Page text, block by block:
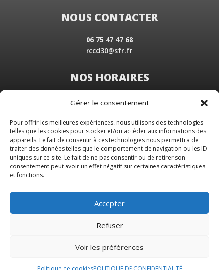
Gérer le consentement
Pour offrir les meilleures expériences, nous utilisons des technologies
telles que les cookies pour stocker et/ou accéder aux informations des
appareils. Le fait de consentir à ces technologies nous permettra de
traiter des données telles que le comportement de navigation ou les ID
uniques sur ce site. Le fait de ne pas consentir ou de retirer son
consentement peut avoir un effet négatif sur certaines caractéristiques
et fonctions.
Accepter
Refuser
Voir les préférences
Politique de cookiesPOLITIQUE DE CONFIDENTIALITÉ
NOUS CONTACTER
06 75 47 47 68
rccd30@sfr.fr
NOS HORAIRES
Du Lundi au Vendredi
Samedi sur rendez-vous
© 2026 M Development–Mentions légales